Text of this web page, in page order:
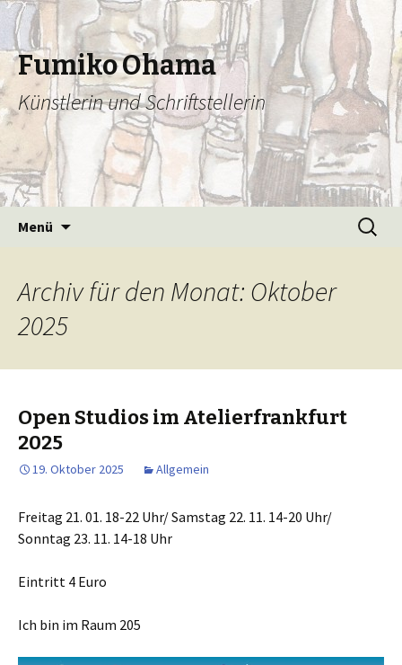
Fumiko Ohama
Künstlerin und Schriftstellerin
Menü
Suchen
nach:
Archiv für den Monat: Oktober
2025
Open Studios im Atelierfrankfurt
2025
19. Oktober 2025 Allgemein
Freitag 21. 01. 18-22 Uhr/ Samstag 22. 11. 14-20 Uhr/
Sonntag 23. 11. 14-18 Uhr
Eintritt 4 Euro
Ich bin im Raum 205